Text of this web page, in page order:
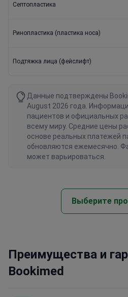
Септопластика
Ринопластика (пластика носа)
Подтяжка лица (фейслифт)
Данные подтверждены
August 2026 года.
пациентов и официальных
всему миру. Средние цены
основе реальных платежей
обновляются ежемесячно.
может варьироваться.
Выберите
Преимущества и
Bookimed